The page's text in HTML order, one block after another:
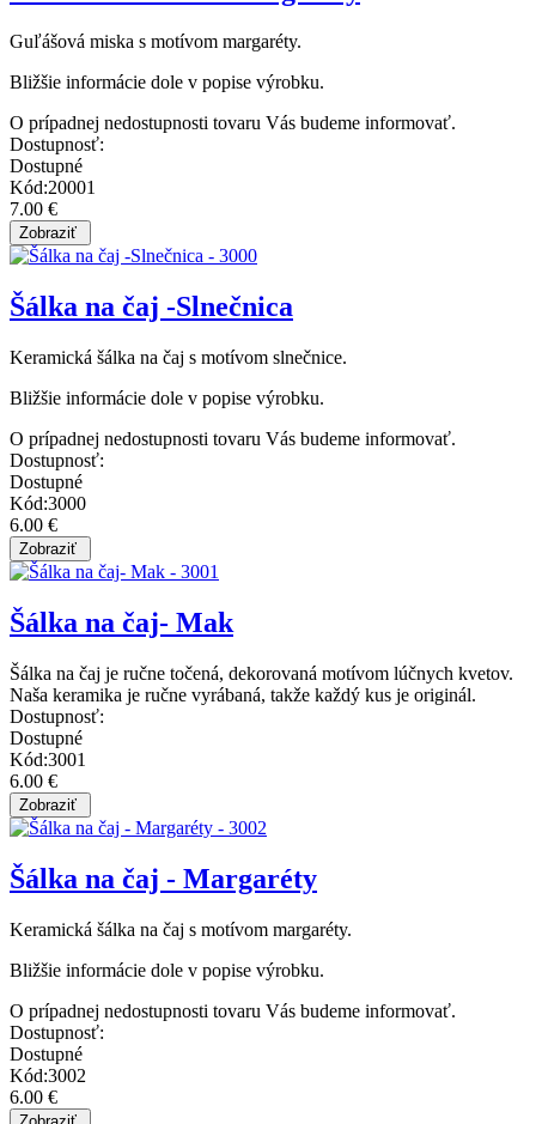
Guľášová miska s motívom margaréty.
Bližšie informácie dole v popise výrobku.
O prípadnej nedostupnosti tovaru Vás budeme informovať.
Dostupnosť:
Dostupné
Kód:20001
7.00 €
Šálka na čaj -Slnečnica
Keramická šálka na čaj s motívom slnečnice.
Bližšie informácie dole v popise výrobku.
O prípadnej nedostupnosti tovaru Vás budeme informovať.
Dostupnosť:
Dostupné
Kód:3000
6.00 €
Šálka na čaj- Mak
Šálka na čaj je ručne točená, dekorovaná motívom lúčnych kvetov.
Naša keramika je ručne vyrábaná, takže každý kus je originál.
Dostupnosť:
Dostupné
Kód:3001
6.00 €
Šálka na čaj - Margaréty
Keramická šálka na čaj s motívom margaréty.
Bližšie informácie dole v popise výrobku.
O prípadnej nedostupnosti tovaru Vás budeme informovať.
Dostupnosť:
Dostupné
Kód:3002
6.00 €